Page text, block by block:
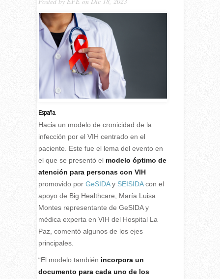
España.
Hacia un modelo de cronicidad de la
infección por el VIH centrado en el
paciente. Este fue el lema del evento en
el que se presentó el modelo óptimo de
atención para personas con VIH
promovido por GeSIDAy SEISIDAcon el
apoyo de Big Healthcare, María Luisa
Montes representante de GeSIDA y
médica experta en VIH del Hospital La
Paz, comentó algunos de los ejes
principales.
“El modelo también incorpora un
documento para cada uno de los